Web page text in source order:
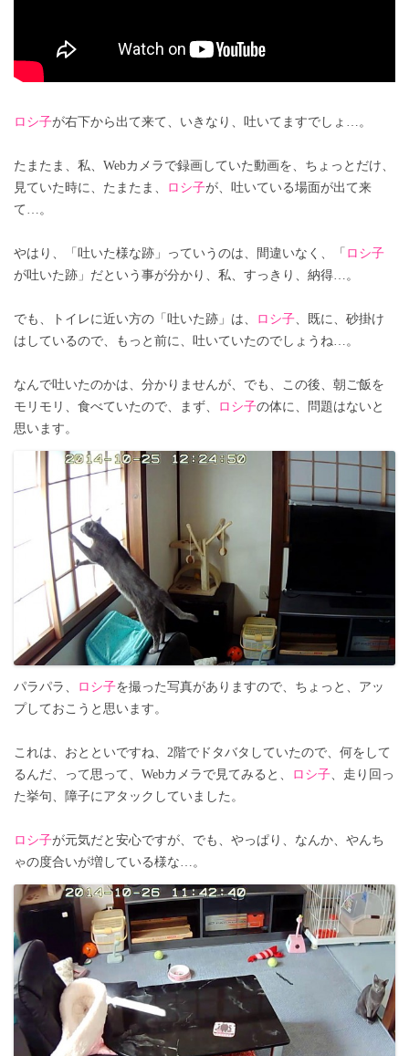
ロシ子が右下から出て来て、いきなり、吐いてますでしょ…。
たまたま、私、Webカメラで録画していた動画を、ちょっとだけ、
見ていた時に、たまたま、
ロシ子が、吐いている場面が出て来
て…。
やはり、「吐いた様な跡」っていうのは、間違いなく、「 ロシ子
が吐いた跡」だという事が分かり、私、すっきり、納得…。
でも、トイレに近い方の「吐いた跡」は、 ロシ子、既に、砂掛け
はしているので、もっと前に、吐いていたのでしょうね…。
なんで吐いたのかは、分かりませんが、でも、この後、朝ご飯を
モリモリ、食べていたので、まず、
ロシ子の体に、問題はないと
思います。
パラパラ、 ロシ子を撮った写真がありますので、ちょっと、アッ
プしておこうと思います。
これは、おとといですね、2階でドタバタしていたので、何をして
るんだ、って思って、Webカメラで見てみると、
ロシ子、走り回っ
た挙句、障子にアタックしていました。
ロシ子が元気だと安心ですが、でも、やっぱり、なんか、やんち
ゃの度合いが増している様な…。